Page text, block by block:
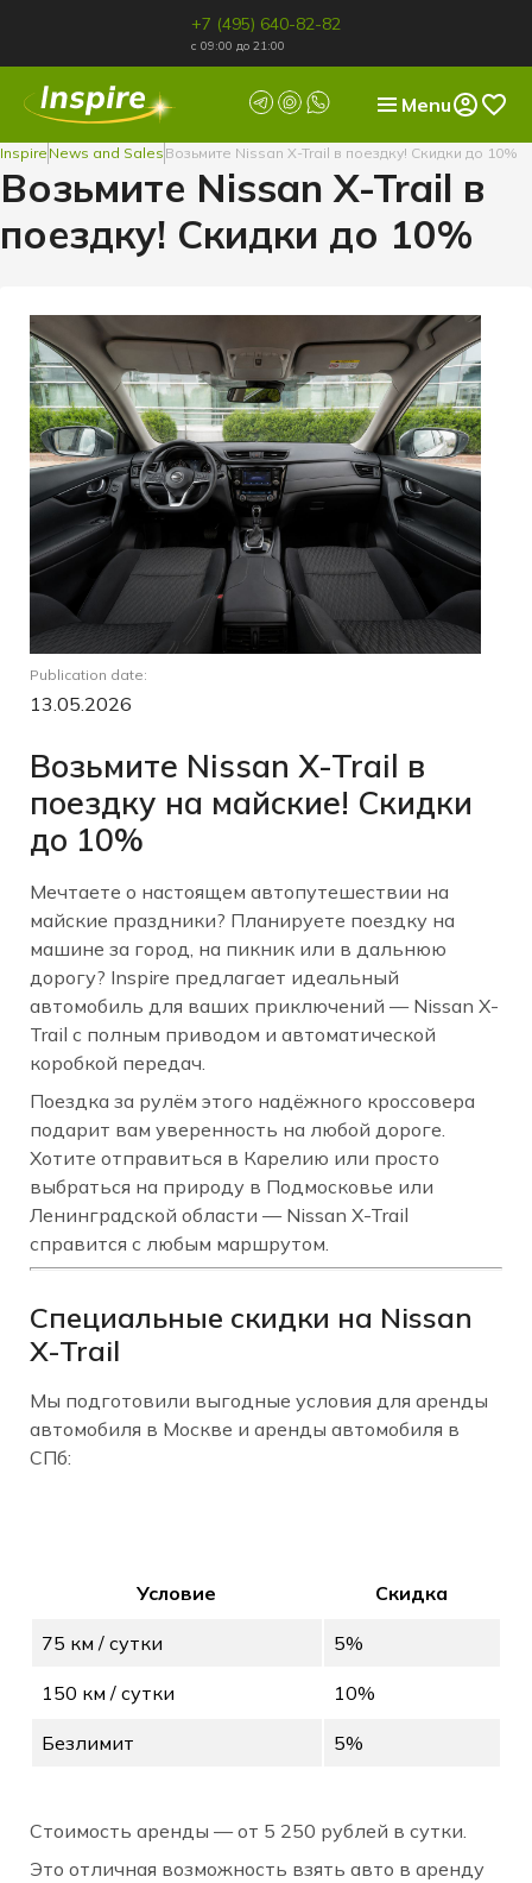
+7 (495) 640-82-82
с 09:00 до 21:00
Menu
Inspire News and Sales Возьмите Nissan X-Trail в поездку! Скидки до 10%
Возьмите Nissan X-Trail в
поездку! Скидки до 10%
Publication date:
13.05.2026
Возьмите Nissan X-Trail в
поездку на майские! Скидки
до 10%
Мечтаете о настоящем автопутешествии на
майские праздники? Планируете поездку на
машине за город, на пикник или в дальнюю
дорогу? Inspire предлагает идеальный
автомобиль для ваших приключений — Nissan X-
Trail с полным приводом и автоматической
коробкой передач.
Поездка за рулём этого надёжного кроссовера
подарит вам уверенность на любой дороге.
Хотите отправиться в Карелию или просто
выбраться на природу в Подмосковье или
Ленинградской области — Nissan X-Trail
справится с любым маршрутом.
Специальные скидки на Nissan
X-Trail
Мы подготовили выгодные условия для аренды
автомобиля в Москве и аренды автомобиля в
СПб:
Условие Скидка
75 км / сутки 5%
150 км / сутки 10%
Безлимит 5%
Стоимость аренды — от 5 250 рублей в сутки.
Это отличная возможность взять авто в аренду